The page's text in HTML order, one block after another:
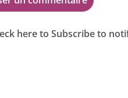
here to Subscribe to